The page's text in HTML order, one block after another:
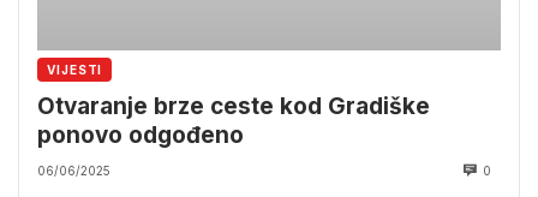
VIJESTI
Otvaranje brze ceste kod Gradiške
ponovo odgođeno
06/06/2025 0